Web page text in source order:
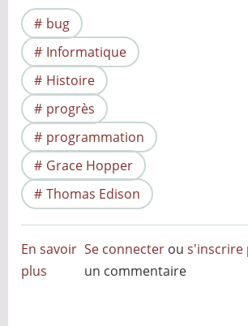
bug
Informatique
Histoire
progrès
programmation
Grace Hopper
Thomas Edison
En savoir
plus
Se connecter ous'inscrire
un commentaire